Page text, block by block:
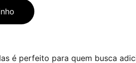
é perfeito para quem busca